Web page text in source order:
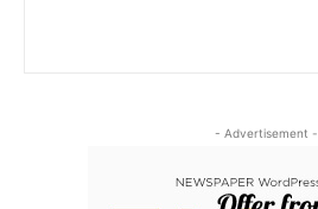
- Advertisement -